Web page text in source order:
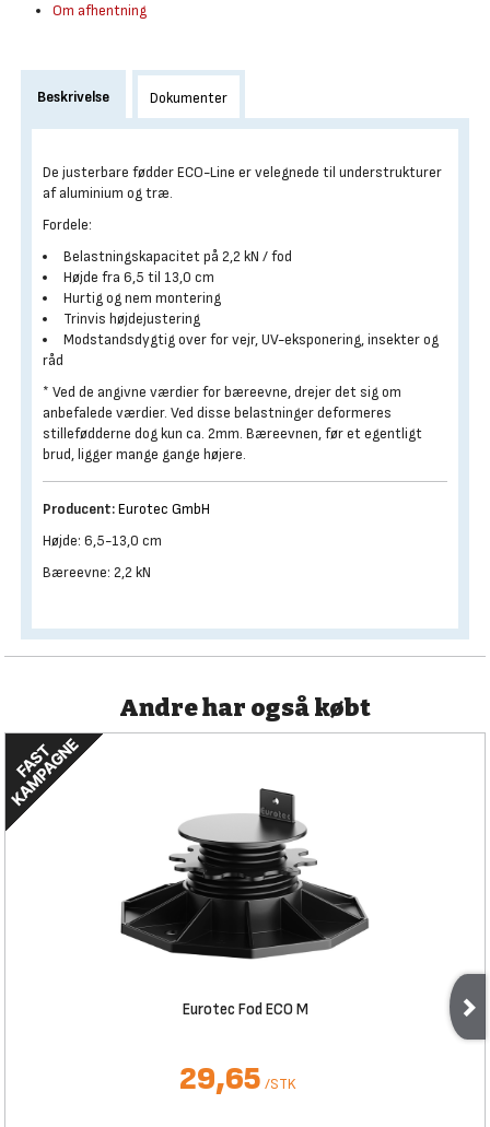
Om afhentning
Beskrivelse Dokumenter
De justerbare fødder ECO-Line er velegnede til understrukturer
af aluminium og træ.
Fordele:
Belastningskapacitet på 2,2 kN / fod
Højde fra 6,5 til 13,0 cm
Hurtig og nem montering
Trinvis højdejustering
Modstandsdygtig over for vejr, UV-eksponering, insekter og
råd
* Ved de angivne værdier for bæreevne, drejer det sig om
anbefalede værdier. Ved disse belastninger deformeres
stillefødderne dog kun ca. 2mm. Bæreevnen, før et egentligt
brud, ligger mange gange højere.
Producent:Eurotec GmbH
Højde: 6,5-13,0 cm
Bæreevne: 2,2 kN
Andre har også købt
Eurotec Fod ECO M
29,65 /STK